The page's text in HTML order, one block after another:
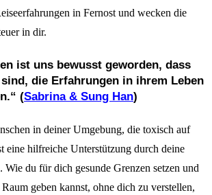
in Fernost und wecken die
in dir.
ist uns bewusst geworden, dass
die Erfahrungen in ihrem Leben
(Sabrina & Sung Han)
in deiner Umgebung, die toxisch auf
eine hilfreiche Unterstützung durch deine
Wie du für dich gesunde Grenzen setzen und
geben kannst, ohne dich zu verstellen,